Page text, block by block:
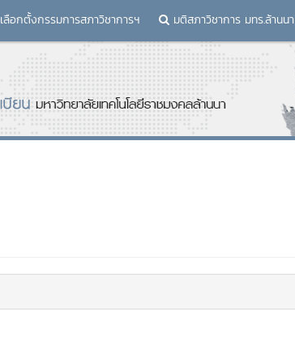
เลือกตั้งกรรมการสภาวิชาการฯ มติสภาวิชาการ มทร.ล้านนา